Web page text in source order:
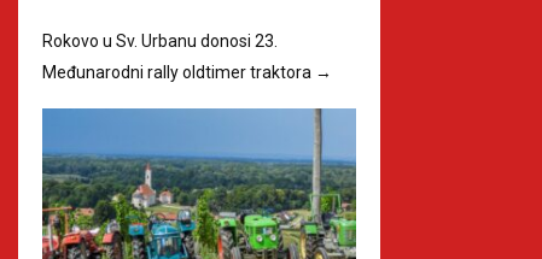
Rokovo u Sv. Urbanu donosi 23.
Međunarodni rally oldtimer traktora →